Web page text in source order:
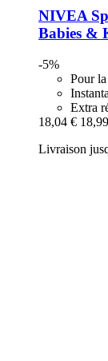
NIVEA
Babies &
-5%
Pour
Extra
18,04 €
Livraison